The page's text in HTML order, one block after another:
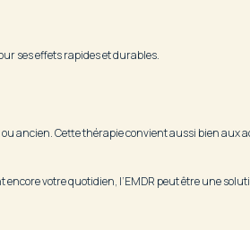
ses effets rapides et durables.
ancien. Cette thérapie convient aussi bien aux
votre quotidien, l’EMDR peut être une